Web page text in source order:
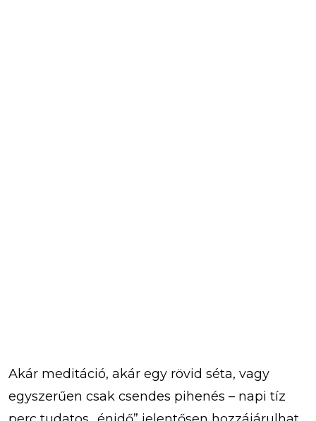
Akár meditáció, akár egy rövid séta, vagy
egyszerűen csak csendes pihenés – napi tíz